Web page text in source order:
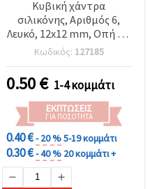
Κυβική χάντρα
σιλικόνης, Αριθμός 6,
Λευκό, 12x12 mm, Οπή 2,5
mm
Κωδικός: 127185
0.50€ 1-4 κομμάτι
ΕΚΠΤΏΣΕΙΣ
ΓΙΑ ΠΟΣΌΤΗΤΑ
0.40 €- 20 %5-19 κομμάτι
0.30 €- 40 % 20 κομμάτι +